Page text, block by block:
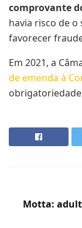
comprovante
havia risco de
favorecer
Em 2021, a
de emenda à
Motta: